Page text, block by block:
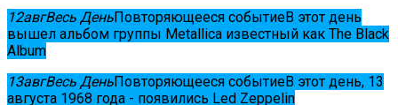
12авгВесь ДеньПовторяющееся событиеВ этот день
вышел альбом группы Metallica известный как The Black
Album
13авгВесь ДеньПовторяющееся событиеВ этот день, 13
августа 1968 года - появились Led Zeppelin